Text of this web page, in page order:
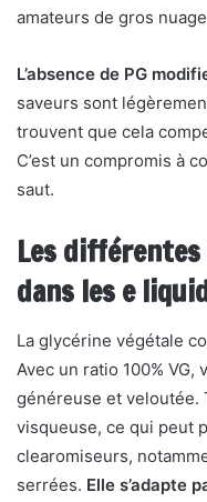
amateurs de gros
L’absence de PG
saveurs sont
trouvent que cela
C’est un compromis à
saut.
Les
dans les e
La glycérine végétale
Avec un ratio 100%
généreuse et veloutée.
visqueuse, ce qui peut
clearomiseurs,
serrées. Elle s’adapte